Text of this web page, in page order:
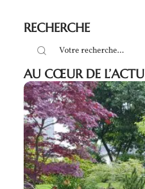
RECHERCHE
AU CŒUR DE L’ACTU